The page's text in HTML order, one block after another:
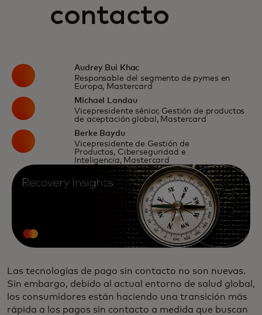
contacto
Audrey Bui Khac
Responsable del segmento de pymes en
Europa, Mastercard
Michael Landau
Vicepresidente sénior, Gestión de productos
de aceptación global, Mastercard
Berke Baydu
Vicepresidente de Gestión de
Productos, Ciberseguridad e
Inteligencia, Mastercard
Las tecnologías de pago sin contacto no son nuevas.
Sin embargo, debido al actual entorno de salud global,
los consumidores están haciendo una transición más
rápida a los pagos sin contacto a medida que buscan